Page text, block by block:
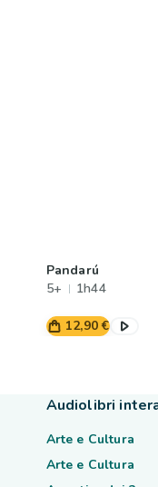
Pandarú
5+
1h44
12,90 €
Audiolibri
Arte e Cultura
Arte e Cultura